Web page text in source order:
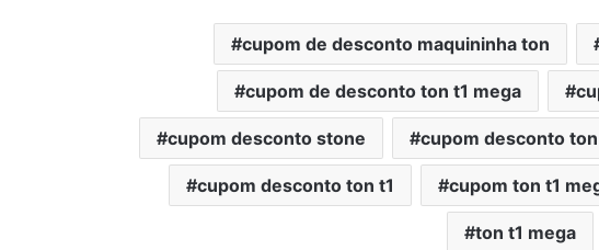
cupom de desconto maquininha ton
cupom de desconto ton t1 mega
cupom desconto stone cupom desconto ton
cupom desconto ton t1 cupom ton t1
ton t1 mega